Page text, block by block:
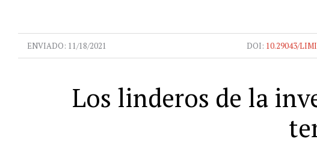
ENVIADO: 11/18/2021 DOI: 10.29043/
Los linderos de la